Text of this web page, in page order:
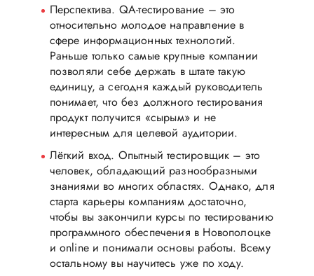
Перспектива. QA-тестирование – это
относительно молодое направление в
сфере информационных технологий.
Раньше только самые крупные компании
позволяли себе держать в штате такую
единицу, а сегодня каждый руководитель
понимает, что без должного тестирования
продукт получится «сырым» и не
интересным для целевой аудитории.
Лёгкий вход. Опытный тестировщик – это
человек, обладающий разнообразными
знаниями во многих областях. Однако, для
старта карьеры компаниям достаточно,
чтобы вы закончили курсы по тестированию
программного обеспечения в Новополоцке
и online и понимали основы работы. Всему
остальному вы научитесь уже по ходу.